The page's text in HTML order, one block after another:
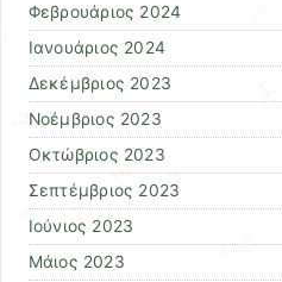
Φεβρουάριος 2024
Ιανουάριος 2024
Δεκέμβριος 2023
Νοέμβριος 2023
Οκτώβριος 2023
Σεπτέμβριος 2023
Ιούνιος 2023
Μάιος 2023